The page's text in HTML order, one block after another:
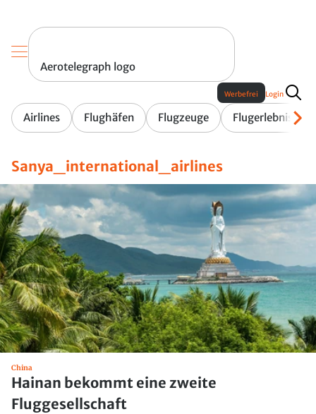
Aerotelegraph logo
Airlines Flughäfen Flugzeuge Flugerlebnis
Werbefrei Login
Sanya_international_airlines
China
Hainan bekommt eine zweite
Fluggesellschaft